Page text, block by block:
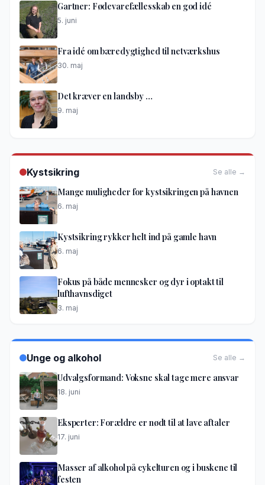
Gartner: Fødevarefællesskab en god idé
5. juni
Fra idé om bæredygtighed til netværkshus
30. maj
Det kræver en landsby …
9. maj
Kystsikring Se alle →
Mange muligheder for kystsikringen på havnen
6. maj
Kystsikring rykker helt ind på gamle havn
6. maj
Fokus på både mennesker og dyr i optakt til
lufthavnsdiget
3. maj
Unge og alkohol Se alle →
Udvalgsformand: Voksne skal tage mere ansvar
18. juni
Eksperter: Forældre er nødt til at lave aftaler
17. juni
Masser af alkohol på cykelturen og i buskene til
festen